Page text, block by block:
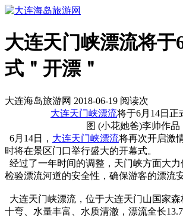
大连天门峡漂流将于
式＂开漂＂
大连海岛旅游网 2018-06-19 阅读次
大连天门峡漂流将于6月14日正
图 (小花她爸)李帅作品
6月14日， 大连天门峡漂流将再次开启激
时将在景区门口举行盛大的开幕式。
经过了一年时间的调整，天门峡方面大
检验漂流河道的安全性，确保游客的漂流安
大连天门峡漂流，位于大连天门山国家
十弯、水量丰富、水质清澈，漂流全长